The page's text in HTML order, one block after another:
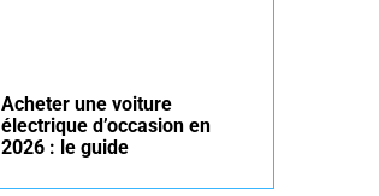
Acheter une voiture
électrique d’occasion en
2026 : le guide